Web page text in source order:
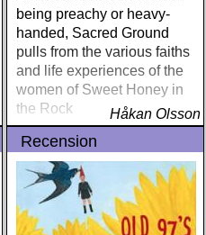
being preachy or heavy-
handed, Sacred Ground
pulls from the various faiths
and life experiences of the
women of Sweet Honey in
the Rock
Håkan Olsson
Recension